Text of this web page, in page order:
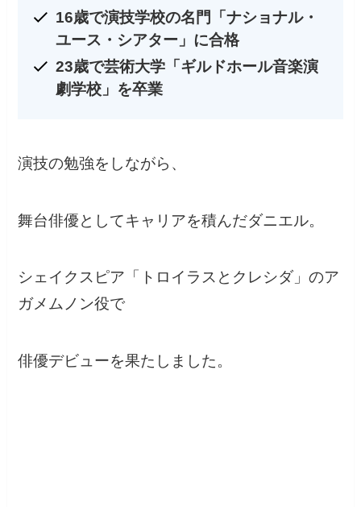
16歳で演技学校の名門「ナショナル・
ユース・シアター」に合格
23歳で芸術大学「ギルドホール音楽演
劇学校」を卒業
演技の勉強をしながら、
舞台俳優としてキャリアを積んだダニエル。
シェイクスピア「トロイラスとクレシダ」のア
ガメムノン役で
俳優デビューを果たしました。